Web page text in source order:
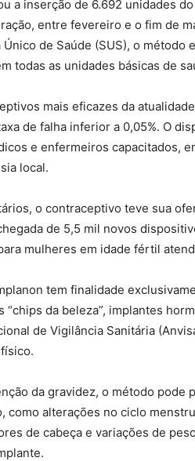
a inserção de 6.692 unidades
entre fevereiro e o fim de
de Saúde (SUS), o método
todas as unidades básicas de
mais eficazes da
de falha inferior a 0,05%. O
e enfermeiros capacitados,
local.
o contraceptivo teve sua
de 5,5 mil novos
mulheres em idade fértil
tem finalidade
da beleza”, implantes
de Vigilância Sanitária
da gravidez, o método pode
alterações no ciclo
de cabeça e variações de